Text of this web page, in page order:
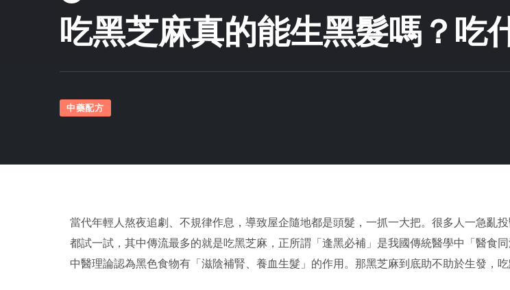
吃黑芝麻真的能生黑髮嗎？吃
中藥配方
當代年輕人熬夜追劇、不規律作息，導致屋企隨地都是頭髮，一抓一大把。很多人一急亂
都試一試，其中傳流最多的就是吃黑芝麻，正所謂「逢黑必補」是我國傳統醫學中「醫食
中醫理論認為黑色食物有「滋陰補腎、養血生髮」的作用。那黑芝麻到底助不助於生發，